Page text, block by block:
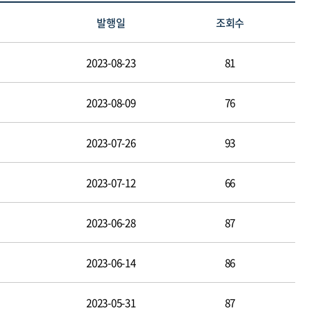
발행일 조회수
2023-08-23 81
2023-08-09 76
2023-07-26 93
2023-07-12 66
2023-06-28 87
2023-06-14 86
2023-05-31 87